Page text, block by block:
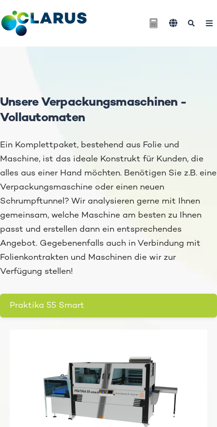
Clarus Blog
Unsere Verpackungsmaschinen -
Vollautomaten
Ein Komplettpaket, bestehend aus Folie und
Maschine, ist das ideale Konstrukt für Kunden, die
alles aus einer Hand möchten. Benötigen Sie z.B. eine
Verpackungsmaschine oder einen neuen
Schrumpftunnel? Wir analysieren gerne mit Ihnen
gemeinsam, welche Maschine am besten zu Ihnen
passt und erstellen dann ein entsprechendes
Angebot. Gegebenenfalls auch in Verbindung mit
Folienkontrakten und Maschinen die wir zur
Verfügung stellen!
Praktika 55 Smart